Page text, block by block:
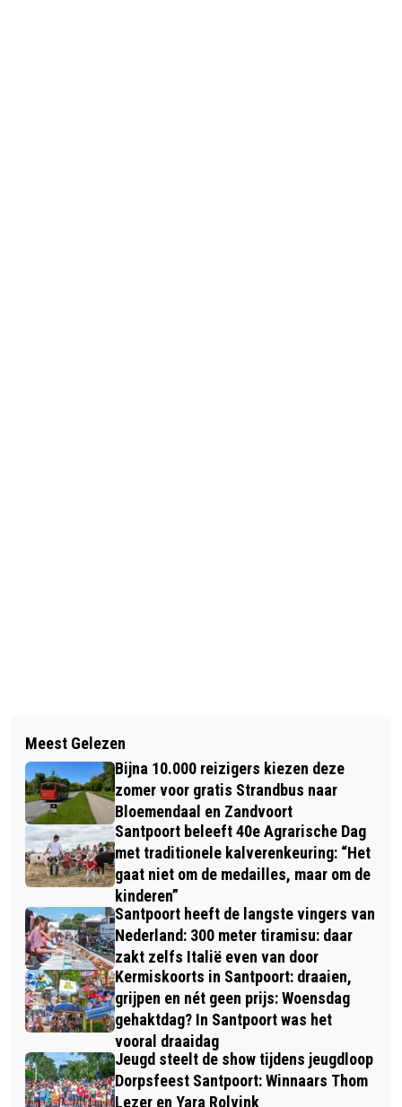
OOK IN 2025 WEER VOLOP SWINGEN
MET BAND VAN ADAM SPOOR
ALBERT HEIJN ROEPT BLAUWE
BESSEN UIT DE DIEPVRIES TERUG
VANWEGE HEPATITIS A
Meest Gelezen
Bijna 10.000 reizigers kiezen deze
zomer voor gratis Strandbus naar
Bloemendaal en Zandvoort
Santpoort beleeft 40e Agrarische Dag
met traditionele kalverenkeuring: “Het
gaat niet om de medailles, maar om de
kinderen”
Santpoort heeft de langste vingers van
Nederland: 300 meter tiramisu: daar
zakt zelfs Italië even van door
Kermiskoorts in Santpoort: draaien,
grijpen en nét geen prijs: Woensdag
gehaktdag? In Santpoort was het
vooral draaidag
Jeugd steelt de show tijdens jeugdloop
Dorpsfeest Santpoort: Winnaars Thom
Lezer en Yara Rolvink